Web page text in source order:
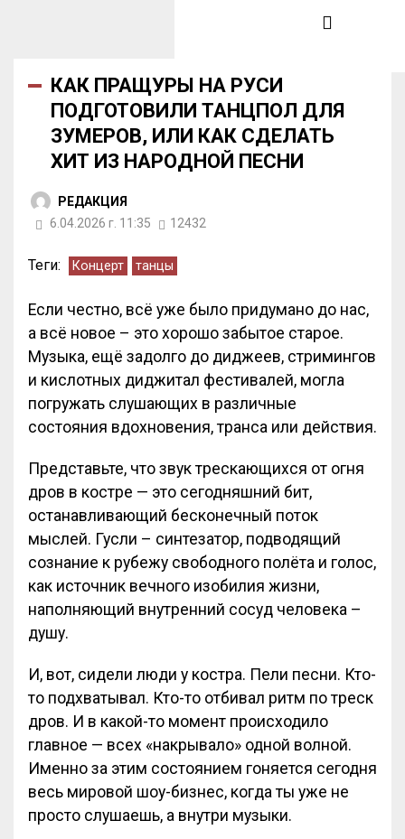
КАК ПРАЩУРЫ НА РУСИ
ПОДГОТОВИЛИ ТАНЦПОЛ ДЛЯ
ЗУМЕРОВ, ИЛИ КАК СДЕЛАТЬ
ХИТ ИЗ НАРОДНОЙ ПЕСНИ
РЕДАКЦИЯ
6.04.2026 г. 11:35
12432
Теги: Концерт танцы
Если честно, всё уже было придумано до нас,
а всё новое – это хорошо забытое старое.
Музыка, ещё задолго до диджеев, стримингов
и кислотных диджитал фестивалей, могла
погружать слушающих в различные
состояния вдохновения, транса или действия.
Представьте, что звук трескающихся от огня
дров в костре — это сегодняшний бит,
останавливающий бесконечный поток
мыслей. Гусли – синтезатор, подводящий
сознание к рубежу свободного полёта и голос,
как источник вечного изобилия жизни,
наполняющий внутренний сосуд человека –
душу.
И, вот, сидели люди у костра. Пели песни. Кто-
то подхватывал. Кто-то отбивал ритм по треск
дров. И в какой-то момент происходило
главное — всех «накрывало» одной волной.
Именно за этим состоянием гоняется сегодня
весь мировой шоу-бизнес, когда ты уже не
просто слушаешь, а внутри музыки.